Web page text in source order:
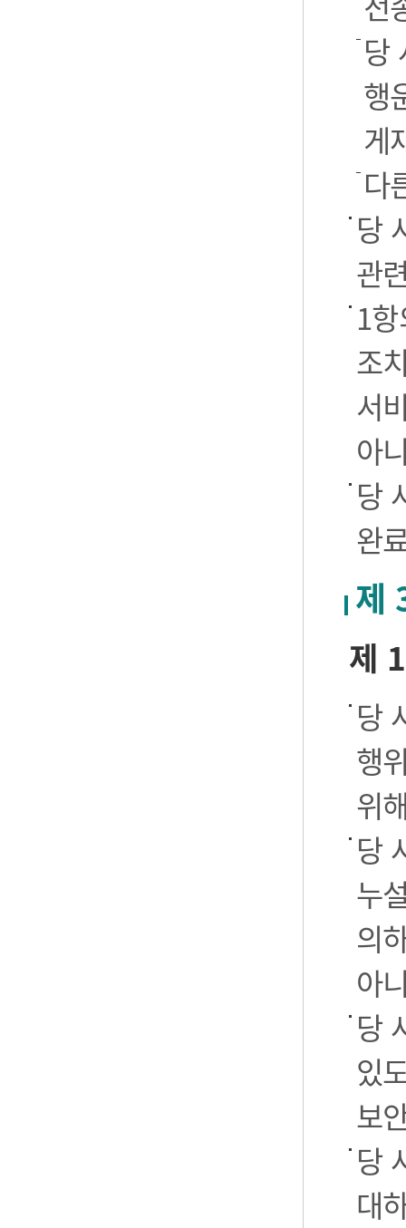
당
행
게
다
당
관
1
조
서
아
당
완
제
제
당
행
위
당
누
의
아
당
있
보
당
대